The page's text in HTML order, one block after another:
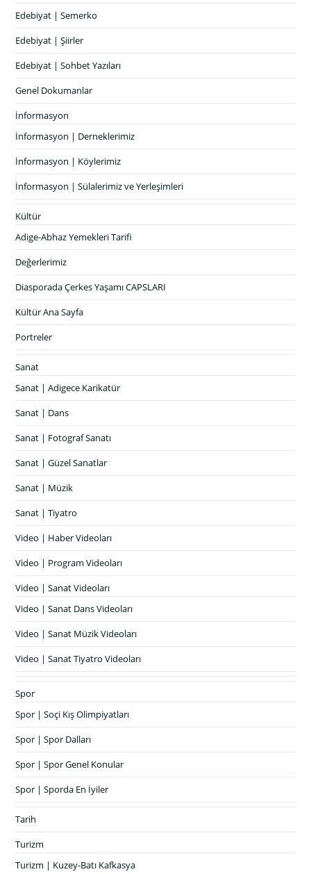
Edebiyat | Semerko
Edebiyat | Şiirler
Edebiyat | Sohbet Yazıları
Genel Dokumanlar
İnformasyon
İnformasyon | Derneklerimiz
İnformasyon | Köylerimiz
İnformasyon | Sülalerimiz ve Yerleşimleri
Kültür
Adige-Abhaz Yemekleri Tarifi
Değerlerimiz
Diasporada Çerkes Yaşamı CAPSLARI
Kültür Ana Sayfa
Portreler
Sanat
Sanat | Adigece Karikatür
Sanat | Dans
Sanat | Fotograf Sanatı
Sanat | Güzel Sanatlar
Sanat | Müzik
Sanat | Tiyatro
Video | Haber Videoları
Video | Program Videoları
Video | Sanat Videoları
Video | Sanat Dans Videoları
Video | Sanat Müzik Videoları
Video | Sanat Tiyatro Videoları
Spor
Spor | Soçi Kış Olimpiyatları
Spor | Spor Dalları
Spor | Spor Genel Konular
Spor | Sporda En İyiler
Tarih
Turizm
Turizm | Kuzey-Batı Kafkasya